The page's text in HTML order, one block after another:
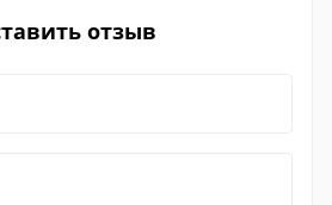
отзыв